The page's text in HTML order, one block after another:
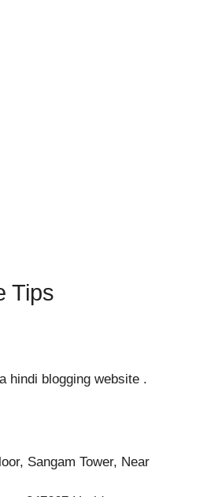
Tips
hindi blogging website .
Sangam Tower, Near